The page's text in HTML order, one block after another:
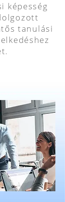
képesség
tanulási